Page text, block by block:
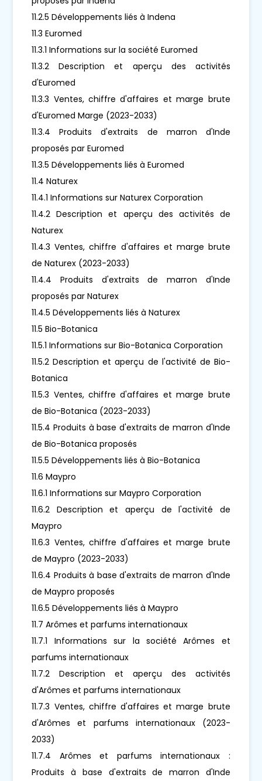
11.2.5 Développements liés à Indena
11.3 Euromed
11.3.1 Informations sur la société Euromed
11.3.2 Description et aperçu des activités
d'Euromed
11.3.3 Ventes, chiffre d'affaires et marge brute
d'Euromed Marge (2023-2033)
11.3.4 Produits d'extraits de marron d'Inde
proposés par Euromed
11.3.5 Développements liés à Euromed
11.4 Naturex
11.4.1 Informations sur Naturex Corporation
11.4.2 Description et aperçu des activités de
Naturex
11.4.3 Ventes, chiffre d'affaires et marge brute
de Naturex (2023-2033)
11.4.4 Produits d'extraits de marron d'Inde
proposés par Naturex
11.4.5 Développements liés à Naturex
11.5 Bio-Botanica
11.5.1 Informations sur Bio-Botanica Corporation
11.5.2 Description et aperçu de l'activité de Bio-
Botanica
11.5.3 Ventes, chiffre d'affaires et marge brute
de Bio-Botanica (2023-2033)
11.5.4 Produits à base d'extraits de marron d'Inde
de Bio-Botanica proposés
11.5.5 Développements liés à Bio-Botanica
11.6 Maypro
11.6.1 Informations sur Maypro Corporation
11.6.2 Description et aperçu de l'activité de
Maypro
11.6.3 Ventes, chiffre d'affaires et marge brute
de Maypro (2023-2033)
11.6.4 Produits à base d'extraits de marron d'Inde
de Maypro proposés
11.6.5 Développements liés à Maypro
11.7 Arômes et parfums internationaux
11.7.1 Informations sur la société Arômes et
parfums internationaux
11.7.2 Description et aperçu des activités
d'Arômes et parfums internationaux
11.7.3 Ventes, chiffre d'affaires et marge brute
d'Arômes et parfums internationaux (2023-
2033)
11.7.4 Arômes et parfums internationaux :
Produits à base d'extraits de marron d'Inde